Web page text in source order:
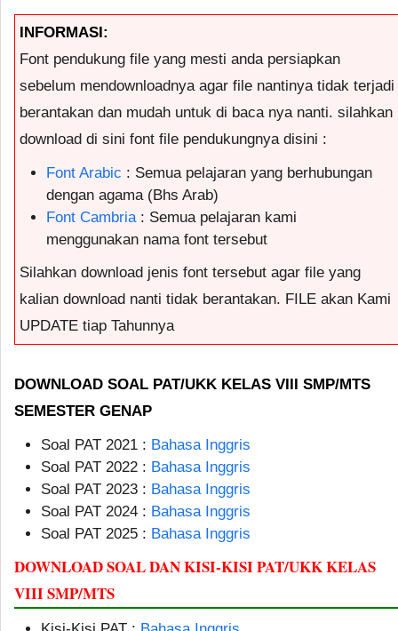
INFORMASI:
Font pendukung file yang mesti anda persiapkan
sebelum mendownloadnya agar file nantinya tidak terjadi
berantakan dan mudah untuk di baca nya nanti. silahkan
download di sini font file pendukungnya disini :
Font Arabic : Semua pelajaran yang berhubungan
dengan agama (Bhs Arab)
Font Cambria : Semua pelajaran kami
menggunakan nama font tersebut
Silahkan download jenis font tersebut agar file yang
kalian download nanti tidak berantakan. FILE akan Kami
UPDATE tiap Tahunnya
DOWNLOAD SOAL PAT/UKK KELAS VIII SMP/MTS
SEMESTER GENAP
Soal PAT 2021 : Bahasa Inggris
Soal PAT 2022 : Bahasa Inggris
Soal PAT 2023 : Bahasa Inggris
Soal PAT 2024 : Bahasa Inggris
Soal PAT 2025 : Bahasa Inggris
DOWNLOAD SOAL DAN KISI-KISI PAT/UKK KELAS
VIII SMP/MTS